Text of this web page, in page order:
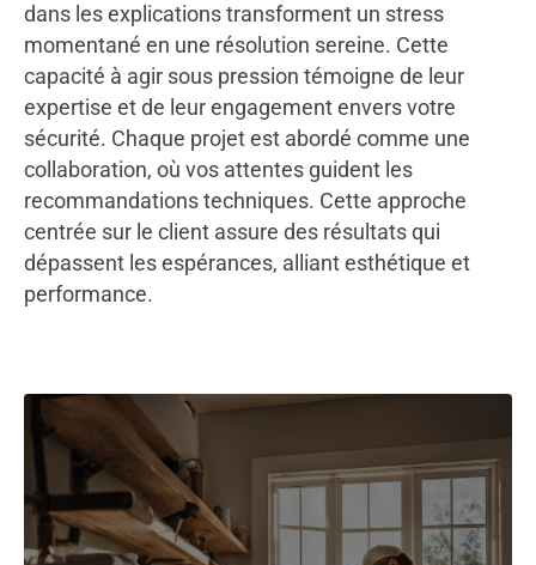
dans les explications transforment un stress
momentané en une résolution sereine. Cette
capacité à agir sous pression témoigne de leur
expertise et de leur engagement envers votre
sécurité. Chaque projet est abordé comme une
collaboration, où vos attentes guident les
recommandations techniques. Cette approche
centrée sur le client assure des résultats qui
dépassent les espérances, alliant esthétique et
performance.